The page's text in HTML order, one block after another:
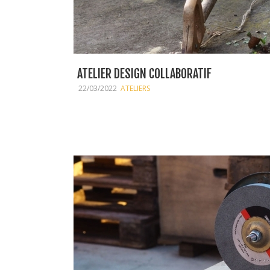
ATELIER DESIGN COLLABORATIF
22/03/2022 ATELIERS